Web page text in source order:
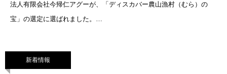
法人有限会社今帰仁アグーが、「ディスカバー農山漁村（むら）の
宝」の選定に選ばれました。
新着情報